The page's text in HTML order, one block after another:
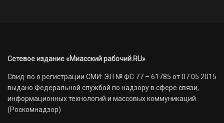
Сетевое издание «Миасский рабочий.RU»
Свид-во о регистрации СМИ: ЭЛ № ФС 77 – 61785 от 07.05.2015
выдано Федеральной службой по надзору в сфере связи,
информационных технологий и массовых коммуникаций
(Роскомнадзор)